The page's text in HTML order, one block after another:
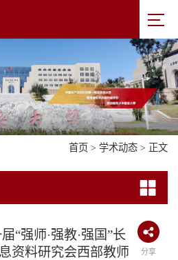
首页 > 学术动态 > 正文
“强师·强教·强国”长
资料研究会西部教师
分享